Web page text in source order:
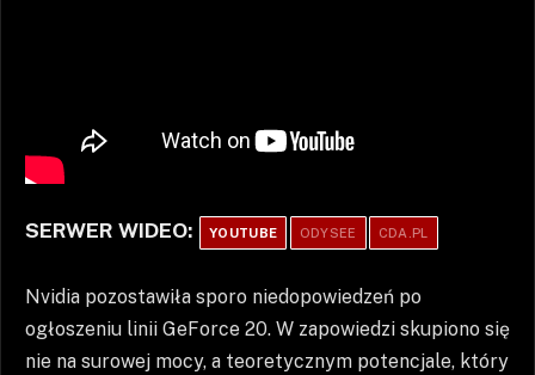
SERWER WIDEO: YOUTUBE ODYSEE CDA.PL
Nvidia pozostawiła sporo niedopowiedzeń po
ogłoszeniu linii GeForce 20. W zapowiedzi skupiono się
nie na surowej mocy, a teoretycznym potencjale, który